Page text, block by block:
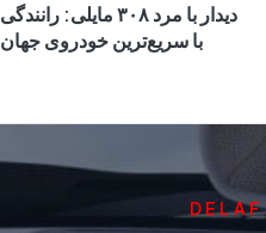
دیدار با مرد ۳۰۸ مایلی: رانندگی
با سریع‌ترین خودروی جهان